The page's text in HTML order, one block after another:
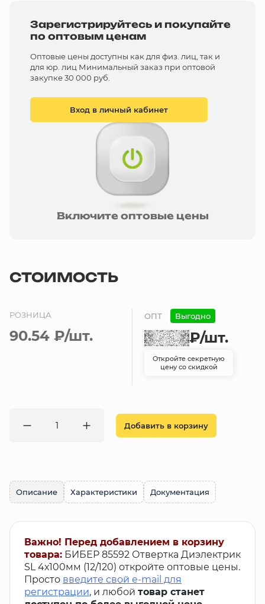
Зарегистрируйтесь и покупайте
по оптовым ценам
Оптовые цены доступны как для физ. лиц, так и
для юр. лиц Минимальный заказ при оптовой
закупке 30 000 руб.
Вход в личный кабинет
Включите оптовые цены
СТОИМОСТЬ
РОЗНИЦА
90.54 ₽/шт.
ОПТ Выгодно
₽/шт.
Откройте секретную
цену со скидкой
Добавить в корзину
Описание Характеристики Документация
Важно! Перед добавлением в корзину
товара: БИБЕР 85592 Отвертка Диэлектрик
SL 4х100мм (12/120) откройте оптовые цены.
Просто введите свой e-mail для
регистрации, и любой товар станет